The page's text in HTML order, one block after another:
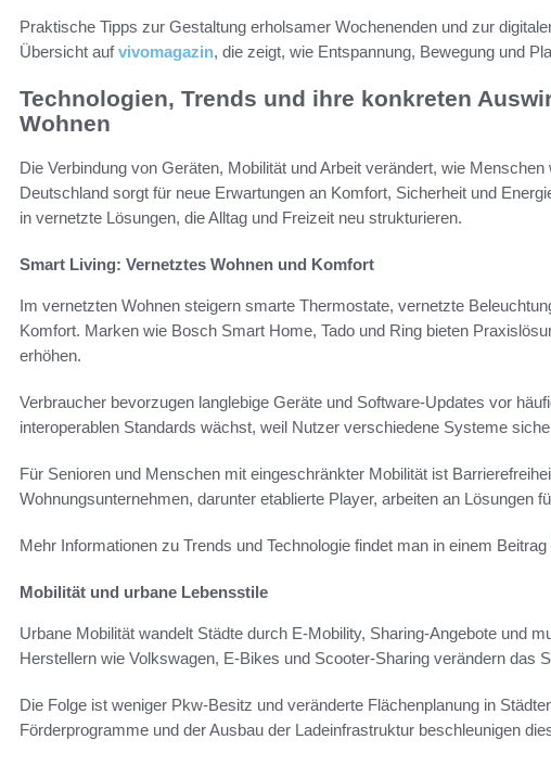
Praktische Tipps zur Gestaltung erholsamer Wochenenden und zur
Übersicht aufvivomagazin, die zeigt, wie Entspannung, Bewegung und
Technologien, Trends und ihre konkreten
Wohnen
Die Verbindung von Geräten, Mobilität und Arbeit verändert, wie
Deutschland sorgt für neue Erwartungen an Komfort, Sicherheit und
in vernetzte Lösungen, die Alltag und Freizeit neu strukturieren.
Smart Living: Vernetztes Wohnen und Komfort
Im vernetzten Wohnen steigern smarte Thermostate, vernetzte
Komfort. Marken wie Bosch Smart Home, Tado und Ring bieten
erhöhen.
Verbraucher bevorzugen langlebige Geräte und Software-Updates vor
interoperablen Standards wächst, weil Nutzer verschiedene Systeme
Für Senioren und Menschen mit eingeschränkter Mobilität ist
Wohnungsunternehmen, darunter etablierte Player, arbeiten an Lösungen
Mehr Informationen zu Trends und Technologie findet man in einem
Mobilität und urbane Lebensstile
Urbane Mobilität wandelt Städte durch E-Mobility, Sharing-Angebote und
Herstellern wie Volkswagen, E-Bikes und Scooter-Sharing verändern das
Die Folge ist weniger Pkw-Besitz und veränderte Flächenplanung in
Förderprogramme und der Ausbau der Ladeinfrastruktur beschleunigen